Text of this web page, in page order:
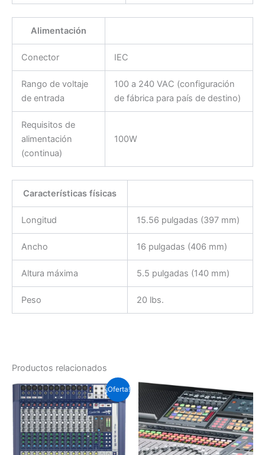
Alimentación
Conector IEC
Rango de voltaje
de entrada
100 a 240 VAC (configuración
de fábrica para país de destino)
Requisitos de
alimentación
(continua)
100W
Características físicas
Longitud 15.56 pulgadas (397 mm)
Ancho 16 pulgadas (406 mm)
Altura máxima 5.5 pulgadas (140 mm)
Peso 20 lbs.
Productos relacionados
¡Oferta!
El
precio
original
era:
Soles
S/.3,446.6.
El
precio
actual
es:
Soles
S/.3,420.1.